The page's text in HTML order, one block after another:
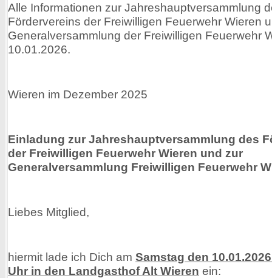
Alle Informationen zur Jahreshauptversammlung
Fördervereins der Freiwilligen Feuerwehr Wieren
Generalversammlung der Freiwilligen Feuerwehr
10.01.2026.
Wieren im Dezember 2025
Einladung zur Jahreshauptversammlung des
der Freiwilligen Feuerwehr Wieren und zur
Generalversammlung Freiwilligen Feuerwehr
Liebes Mitglied,
hiermit lade ich Dich am Samstag den
Uhr in den Landgasthof Alt Wieren ein: